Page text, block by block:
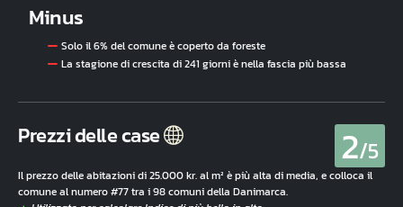
Minus
Solo il 6% del comune è coperto da foreste
La stagione di crescita di 241 giorni è nella fascia più bassa
Prezzi delle case 2/5
Il prezzo delle abitazioni di 25.000 kr. al m² è più alta di media, e colloca il
comune al numero #77 tra i 98 comuni della Danimarca.